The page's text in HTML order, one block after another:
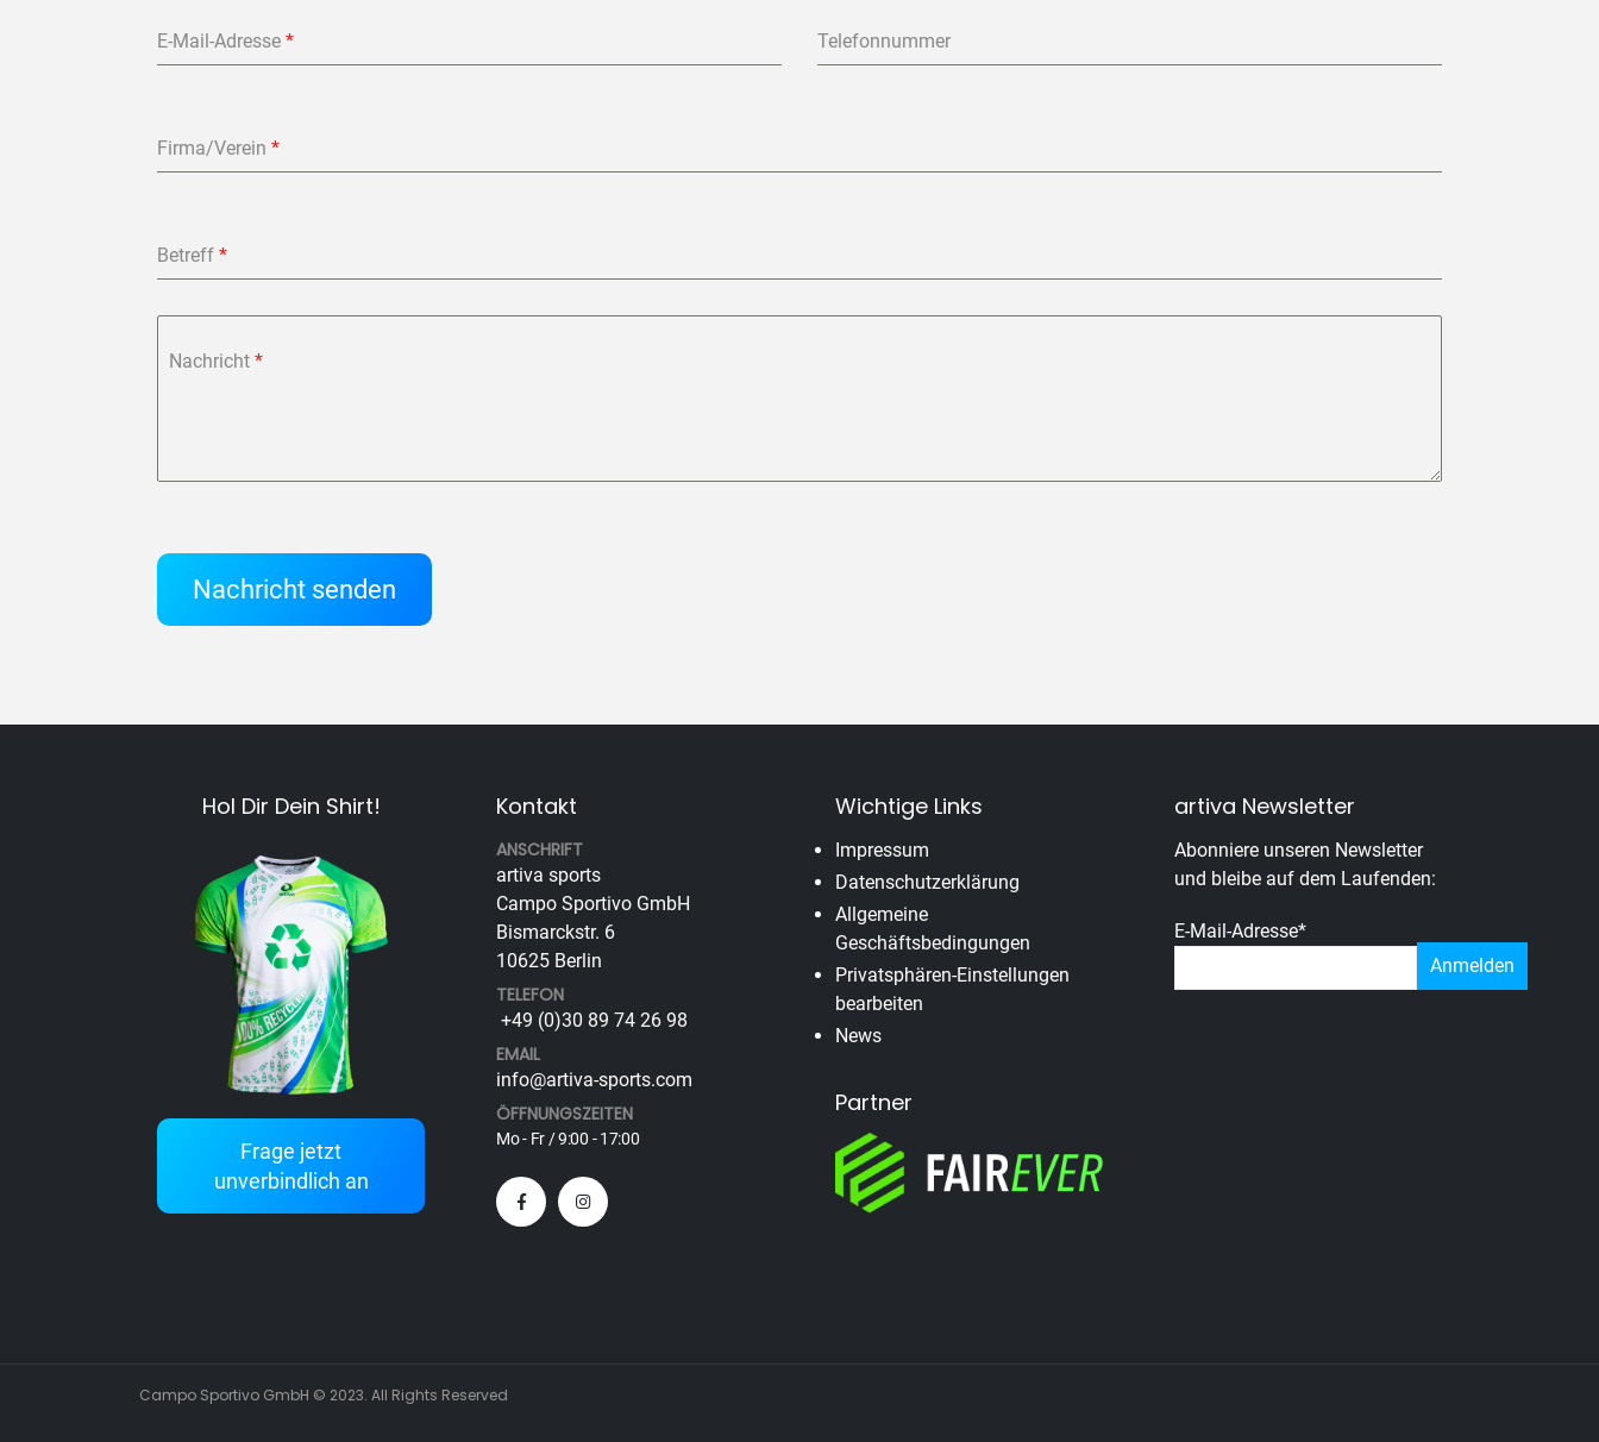
E-Mail-Adresse * Telefonnummer
Firma/Verein *
Betreff *
Nachricht *
Nachricht senden
Hol Dir Dein Shirt!
Frage jetzt
unverbindlich an
Kontakt
ANSCHRIFT
artiva sports
Campo Sportivo GmbH
Bismarckstr. 6
10625 Berlin
TELEFON
+49 (0)30 89 74 26 98
EMAIL
info@artiva-sports.com
ÖFFNUNGSZEITEN
Mo - Fr / 9:00 - 17:00
Wichtige Links
Impressum
Datenschutzerklärung
Allgemeine
Geschäftsbedingungen
Privatsphären-Einstellungen
bearbeiten
News
Partner
artiva Newsletter
Abonniere unseren Newsletter
und bleibe auf dem Laufenden:
E-Mail-Adresse*
Campo Sportivo GmbH © 2023. All Rights Reserved